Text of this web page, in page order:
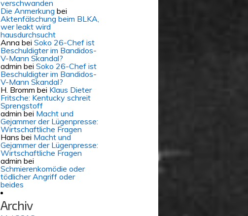
verschwanden
Die Anmerkung bei
Aktenfälschung beim BLKA,
wer leakt wird
hausdurchsucht
Anna bei Soko 26-Chef ist
Beschuldigter im Bandidos-
V-Mann Skandal?
admin bei Soko 26-Chef ist
Beschuldigter im Bandidos-
V-Mann Skandal?
H. Bromm bei Klaus Dieter
Fritsche: Kentucky schreit
Sprengstoff
admin bei Macht und
Gejammer der Lügenpresse:
Wirtschaftliche Fragen
Hans bei Macht und
Gejammer der Lügenpresse:
Wirtschaftliche Fragen
admin bei
Schmierenkomödie oder
tödlicher Angriff oder
beides
Archiv